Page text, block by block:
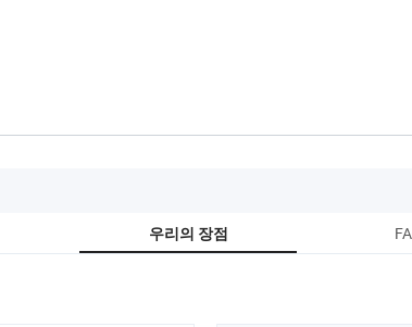
우리의 장점